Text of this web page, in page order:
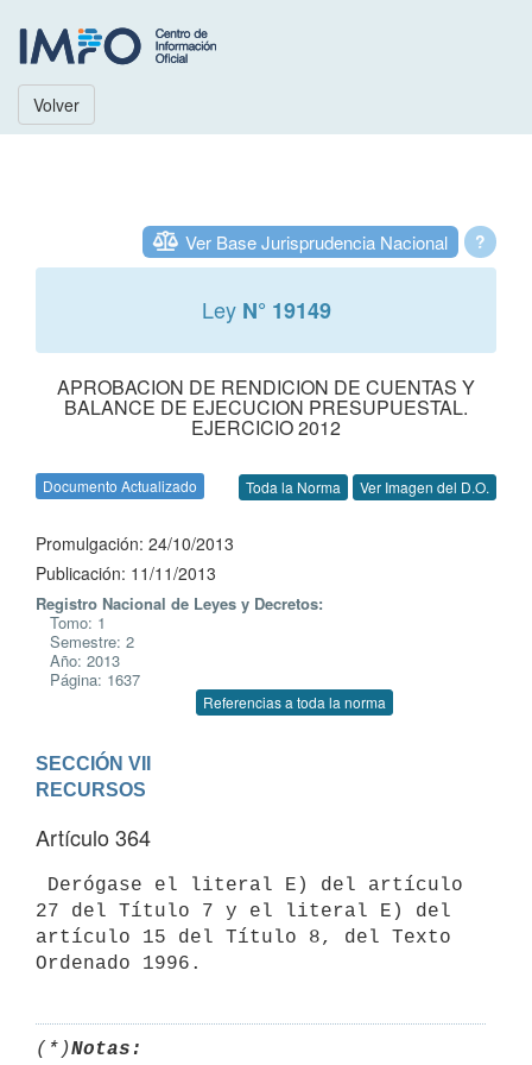
Volver
?
Ver Base Jurisprudencia Nacional
Ley N° 19149
APROBACION DE RENDICION DE CUENTAS Y
BALANCE DE EJECUCION PRESUPUESTAL.
EJERCICIO 2012
Documento Actualizado Toda la Norma Ver Imagen del D.O.
Promulgación: 24/10/2013
Publicación: 11/11/2013
Registro Nacional de Leyes y Decretos:
Tomo: 1
Semestre: 2
Año: 2013
Página: 1637
Referencias a toda la norma
SECCIÓN VII
RECURSOS
Artículo 364
27 del Título 7 y el literal E) del
artículo 15 del Título 8, del Texto
(*)Notas: